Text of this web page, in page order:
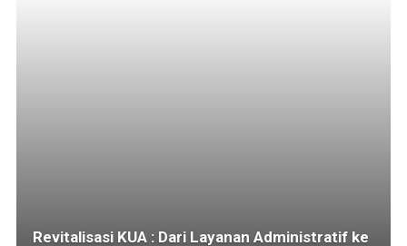
Revitalisasi KUA : Dari Layanan Administratif ke